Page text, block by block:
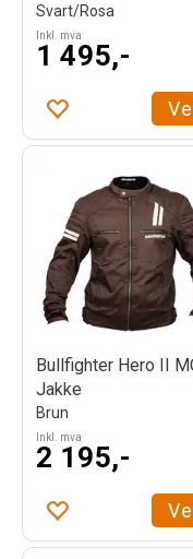
Svart/Rosa
Inkl. mva
1 495,-
Bullfighter Hero II
Jakke
Brun
Inkl. mva
2 195,-